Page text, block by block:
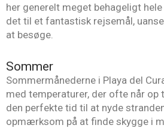
her generelt meget behageligt
det til et fantastisk rejsemål,
at besøge.
Sommer
Sommermånederne i Playa del
med temperaturer, der ofte når op
den perfekte tid til at nyde
opmærksom på at finde skygge i